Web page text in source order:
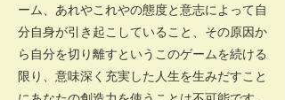
ーム、あれやこれやの態度と意志によって自
分自身が引き起こしていること、その原因か
ら自分を切り離すというこのゲームを続ける
限り、意味深く充実した人生を生みだすこと